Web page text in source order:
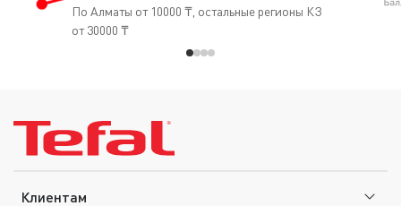
По Алматы от 10000 ₸, остальные регионы КЗ
от 30000 ₸
Клиентам